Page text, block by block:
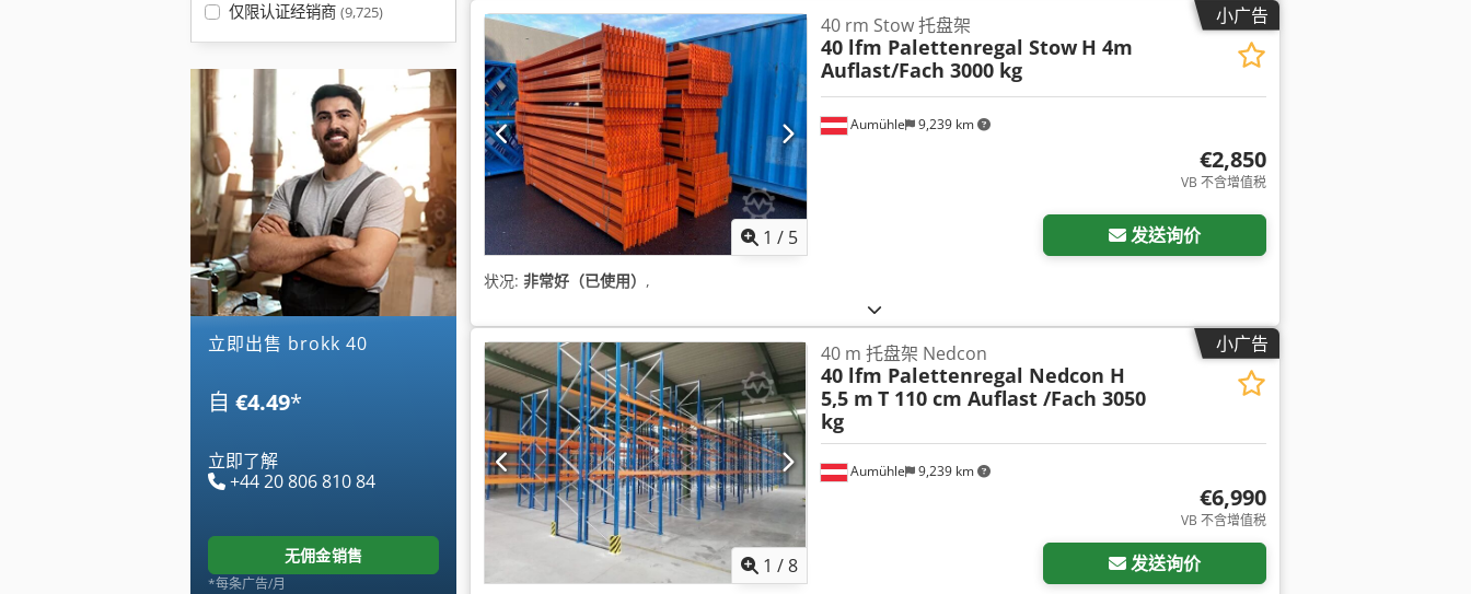
仅限认证经销商 (9,725)
立即出售 brokk 40
自 €4.49*
立即了解
+44 20 806 810 84
无佣金销售
*每条广告/月
小广告
1 / 5
Aumühle 9,239 km
40 rm Stow 托盘架
40 lfm Palettenregal Stow H 4m
Auflast/Fach 3000 kg
€2,850
VB 不含增值税
发送询价
状况: 非常好（已使用） ,
小广告
1 /8
Aumühle 9,239 km
40 m 托盘架 Nedcon
40 lfm Palettenregal Nedcon H
5,5 m T 110 cm Auflast /Fach 3050
kg
€6,990
VB 不含增值税
发送询价